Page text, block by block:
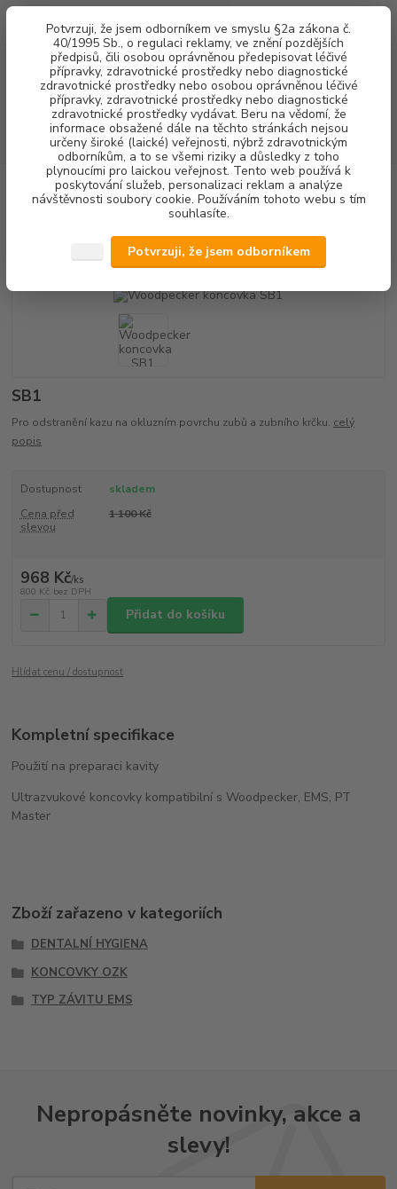
Potvrzuji, že jsem odborníkem ve smyslu §2a zákona č.
40/1995 Sb., o regulaci reklamy, ve znění pozdějších
předpisů, čili osobou oprávněnou předepisovat léčivé
přípravky, zdravotnické prostředky nebo diagnostické
zdravotnické prostředky nebo osobou oprávněnou léčivé
přípravky, zdravotnické prostředky nebo diagnostické
zdravotnické prostředky vydávat. Beru na vědomí, že
informace obsažené dále na těchto stránkách nejsou
určeny široké (laické) veřejnosti, nýbrž zdravotnickým
odborníkům, a to se všemi riziky a důsledky z toho
plynoucími pro laickou veřejnost. Tento web používá k
poskytování služeb, personalizaci reklam a analýze
návštěvnosti soubory cookie. Používáním tohoto webu s tím
souhlasíte.
Potvrzuji, že jsem odborníkem
Menu
CZK
Hledat
(Po-Pá, 8-16 hod.)
za0,00 Kč
DENTALNÍ HYGIENA Woodpecker koncovka SB1
Woodpecker koncovka SB1
SB1
Pro odstranění kazu na okluzním povrchu zubů a zubního krčku. celý
popis
Dostupnost
skladem
Cena před
slevou
1 100 Kč
968 Kč/ks
800 Kč bez DPH
Přidat do košíku
Hlídat cenu / dostupnost
Kompletní specifikace
Použití na preparaci kavity
Ultrazvukové koncovky kompatibilní s Woodpecker, EMS, PT
Master
Zboží zařazeno v kategoriích
DENTALNÍ HYGIENA
KONCOVKY OZK
TYP ZÁVITU EMS
Nepropásněte novinky, akce a
slevy!